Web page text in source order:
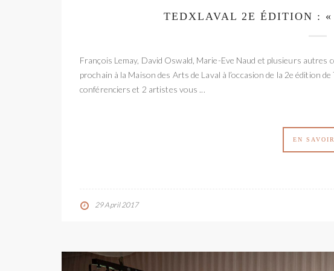
TEDXLAVAL 2E ÉDITION :
François Lemay, David Oswald, Marie-Eve Naud et plusieurs
prochain à la Maison des Arts de Laval à l’occasion de la 2e édition
conférenciers et 2 artistes vous ...
EN
29 April 2017